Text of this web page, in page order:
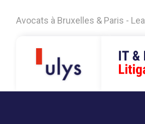
Avocats à Bruxe es & Paris - Lea